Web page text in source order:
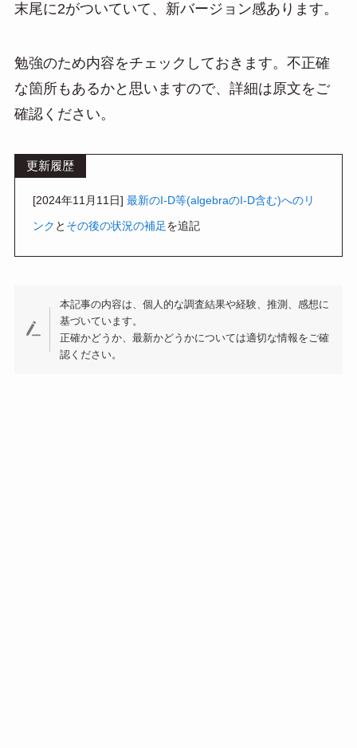
末尾に2がついていて、新バージョン感あります。
勉強のため内容をチェックしておきます。不正確
な箇所もあるかと思いますので、詳細は原文をご
確認ください。
更新履歴
[2024年11月11日]最新のI-D等(algebraのI-D含む)へのリ
ンク と その後の状況の補足を追記
本記事の内容は、個人的な調査結果や経験、推測、感想に
基づいています。
正確かどうか、最新かどうかについては適切な情報をご確
認ください。